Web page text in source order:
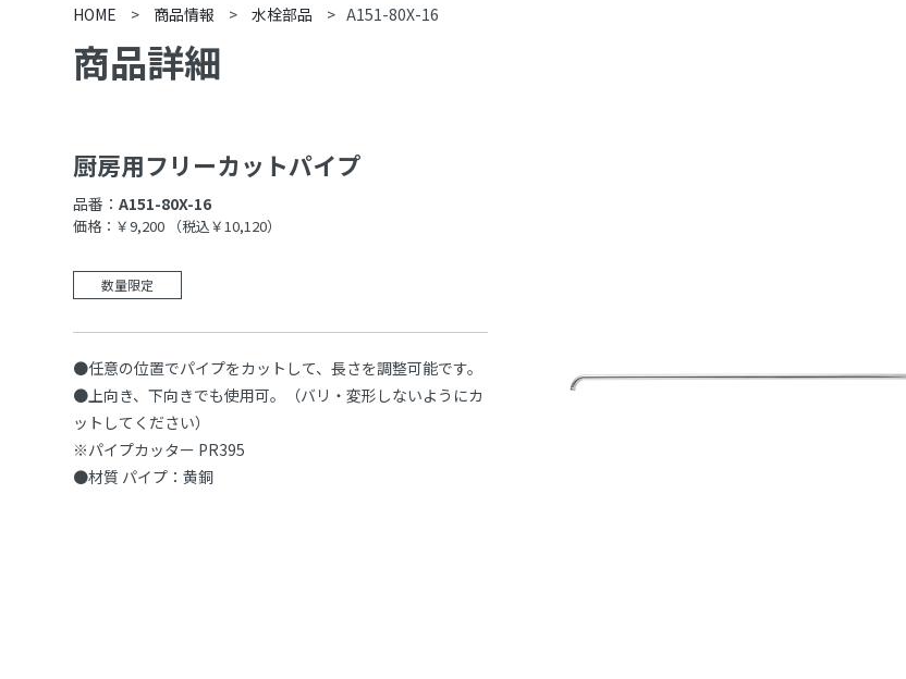
HOME
> 商品情報 > 水栓部品 > A151-80X-16
商品詳細
厨房用フリーカットパイプ
品番：A151-80X-16
価格：￥9,200 （税込￥10,120）
数量限定
●任意の位置でパイプをカットして、長さを調整可能です。
●上向き、下向きでも使用可。（バリ・変形しないようにカ
ットしてください）
※パイプカッター PR395
●材質 パイプ：黄銅